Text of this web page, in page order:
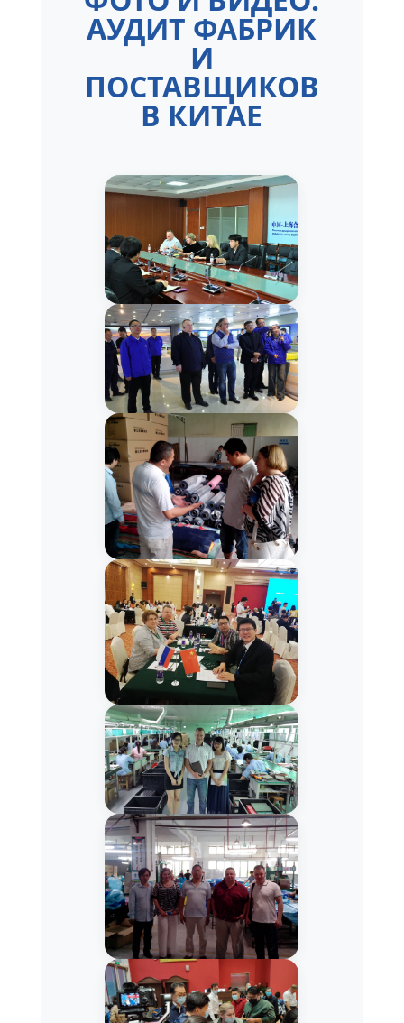
АУДИТ ФАБРИК
И
ПОСТАВЩИКОВ
В КИТАЕ